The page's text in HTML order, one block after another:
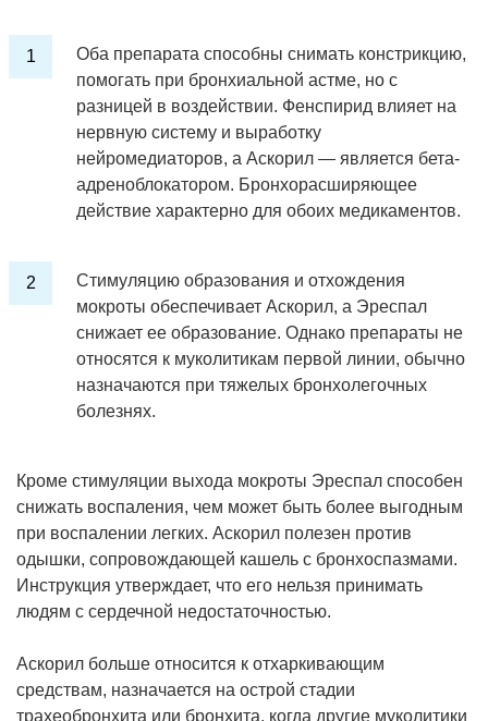
Оба препарата способны снимать констрикцию,
помогать при бронхиальной астме, но с
разницей в воздействии. Фенспирид влияет на
нервную систему и выработку
нейромедиаторов, а Аскорил — является бета-
адреноблокатором. Бронхорасширяющее
действие характерно для обоих медикаментов.
Стимуляцию образования и отхождения
мокроты обеспечивает Аскорил, а Эреспал
снижает ее образование. Однако препараты не
относятся к муколитикам первой линии, обычно
назначаются при тяжелых бронхолегочных
болезнях.
Кроме стимуляции выхода мокроты Эреспал способен
снижать воспаления, чем может быть более выгодным
при воспалении легких. Аскорил полезен против
одышки, сопровождающей кашель с бронхоспазмами.
Инструкция утверждает, что его нельзя принимать
людям с сердечной недостаточностью.
Аскорил больше относится к отхаркивающим
средствам, назначается на острой стадии
трахеобронхита или бронхита, когда другие муколитики